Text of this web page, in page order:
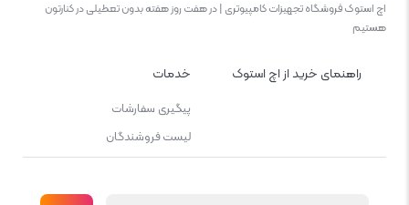
اچ استوک فروشگاه تجهیزات کامپیوتری | در هفت روز هفته بدون تعطیلی در کنارتون
هستیم
راهنمای خرید از اچ استوک خدمات
پیگیری سفارشات
لیست فروشندگان